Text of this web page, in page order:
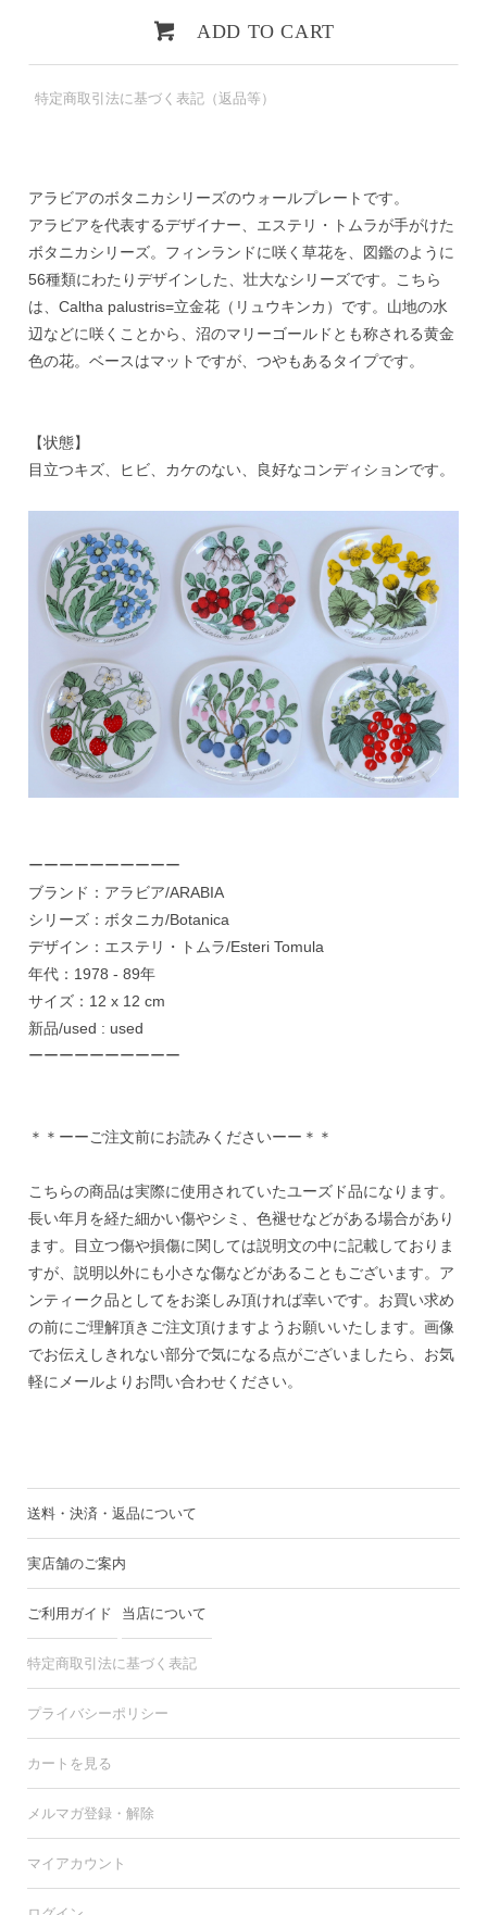
ADD TO CART
特定商取引法に基づく表記（返品等）
アラビアのボタニカシリーズのウォールプレートです。
アラビアを代表するデザイナー、エステリ・トムラが手がけた
ボタニカシリーズ。フィンランドに咲く草花を、図鑑のように
56種類にわたりデザインした、壮大なシリーズです。こちら
は、Caltha palustris=立金花（リュウキンカ）です。山地の水
辺などに咲くことから、沼のマリーゴールドとも称される黄金
色の花。ベースはマットですが、つやもあるタイプです。
【状態】
目立つキズ、ヒビ、カケのない、良好なコンディションです。
ーーーーーーーーーー
ブランド：アラビア/ARABIA
シリーズ：ボタニカ/Botanica
デザイン：エステリ・トムラ/Esteri Tomula
年代：1978 - 89年
サイズ：12 x 12 cm
新品/used : used
ーーーーーーーーーー
＊＊ーーご注文前にお読みくださいーー＊＊
こちらの商品は実際に使用されていたユーズド品になります。
長い年月を経た細かい傷やシミ、色褪せなどがある場合があり
ます。目立つ傷や損傷に関しては説明文の中に記載しておりま
すが、説明以外にも小さな傷などがあることもございます。ア
ンティーク品としてをお楽しみ頂ければ幸いです。お買い求め
の前にご理解頂きご注文頂けますようお願いいたします。画像
でお伝えしきれない部分で気になる点がございましたら、お気
軽にメールよりお問い合わせください。
送料・決済・返品について
実店舗のご案内
ご利用ガイド 当店について
特定商取引法に基づく表記
プライバシーポリシー
カートを見る
メルマガ登録・解除
マイアカウント